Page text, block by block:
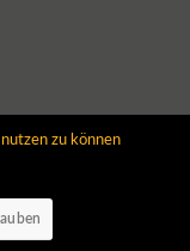
zu können